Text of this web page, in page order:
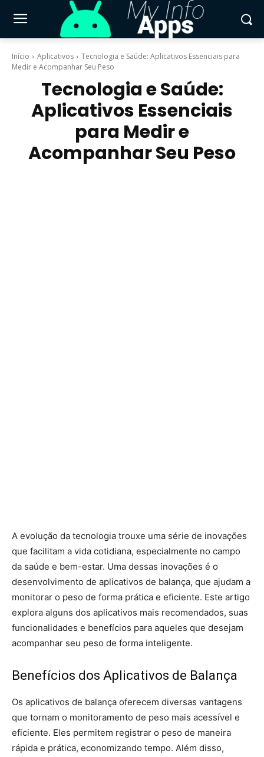
Início Aplicativos
Tecnologia e Saúde: Aplicativos Essenciais para
Medir e Acompanhar Seu Peso
Tecnologia e Saúde:
Aplicativos Essenciais
para Medir e
Acompanhar Seu Peso
A evolução da tecnologia trouxe uma série de inovações
que facilitam a vida cotidiana, especialmente no campo
da saúde e bem-estar. Uma dessas inovações é o
desenvolvimento de aplicativos de balança, que ajudam a
monitorar o peso de forma prática e eficiente. Este artigo
explora alguns dos aplicativos mais recomendados, suas
funcionalidades e benefícios para aqueles que desejam
acompanhar seu peso de forma inteligente.
Benefícios dos Aplicativos de Balança
Os aplicativos de balança oferecem diversas vantagens
que tornam o monitoramento de peso mais acessível e
eficiente. Eles permitem registrar o peso de maneira
rápida e prática, economizando tempo. Além disso,